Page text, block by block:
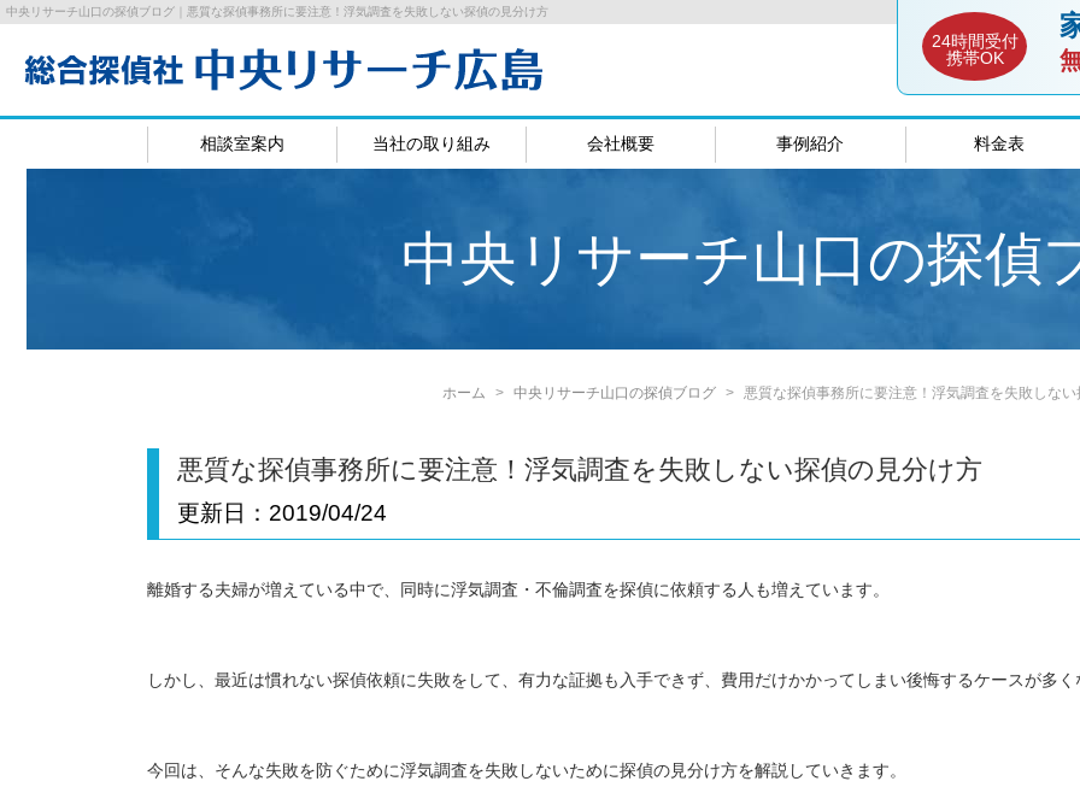
中央リサーチ山口の探偵ブログ｜悪質な探偵事務所に要注意！浮気調査を失敗しない探偵の見分け方
24時間受付
携帯OK
相談室案内 当社の取り組み 会社概要 事例紹介 料金表
中央リサーチ山口の探偵
ホーム 中央リサーチ山口の探偵ブログ 悪質な探偵事務所に要注意！浮気調査を失敗しな
悪質な探偵事務所に要注意！浮気調査を失敗しない探偵の見分け方
更新日： 2019/04/24
離婚する夫婦が増えている中で、同時に浮気調査・不倫調査を探偵に依頼する人も増えています。
しかし、最近は慣れない探偵依頼に失敗をして、有力な証拠も入手できず、費用だけかかってしまい後悔するケースが多く
今回は、そんな失敗を防ぐために浮気調査を失敗しないために探偵の見分け方を解説していきます。